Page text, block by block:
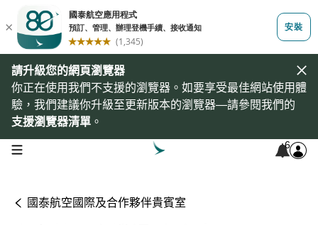
請升級您的網頁瀏覽器
你正在使用我們不支援的瀏覽器。如要享受最佳網站使用體
驗，我們建議你升級至更新版本的瀏覽器—請參閱我們的
支援瀏覽器清單 。
open navigation menu 6
國泰航空國際及合作夥伴貴賓室